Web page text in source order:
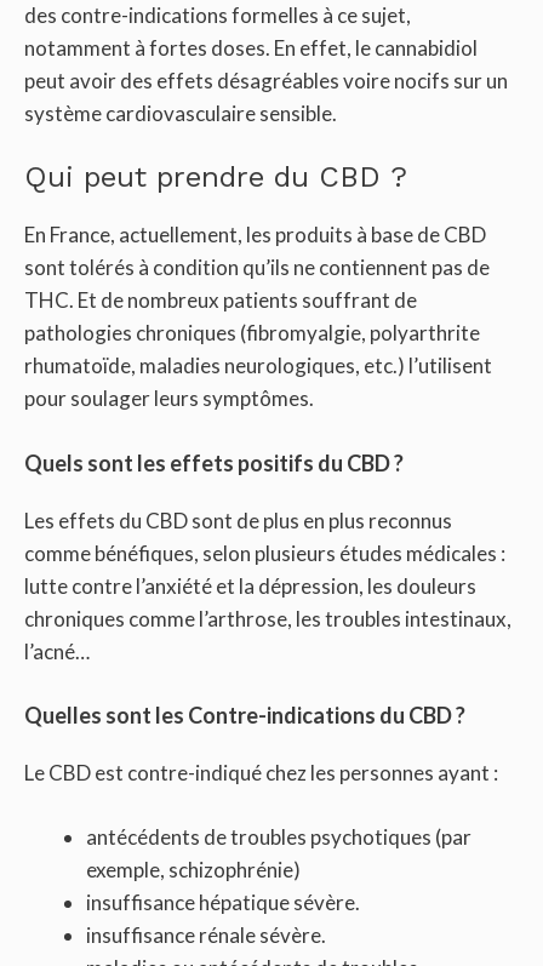
des contre-indications formelles à ce sujet,
notamment à fortes doses. En effet, le cannabidiol
peut avoir des effets désagréables voire nocifs sur un
système cardiovasculaire sensible.
Qui peut prendre du CBD ?
En France, actuellement, les produits à base de CBD
sont tolérés à condition qu’ils ne contiennent pas de
THC. Et de nombreux patients souffrant de
pathologies chroniques (fibromyalgie, polyarthrite
rhumatoïde, maladies neurologiques, etc.) l’utilisent
pour soulager leurs symptômes.
Quels sont les effets positifs du CBD ?
Les effets du CBD sont de plus en plus reconnus
comme bénéfiques, selon plusieurs études médicales :
lutte contre l’anxiété et la dépression, les douleurs
chroniques comme l’arthrose, les troubles intestinaux,
l’acné…
Quelles sont les Contre-indications du CBD ?
Le CBD est contre-indiqué chez les personnes ayant :
antécédents de troubles psychotiques (par
exemple, schizophrénie)
insuffisance hépatique sévère.
insuffisance rénale sévère.